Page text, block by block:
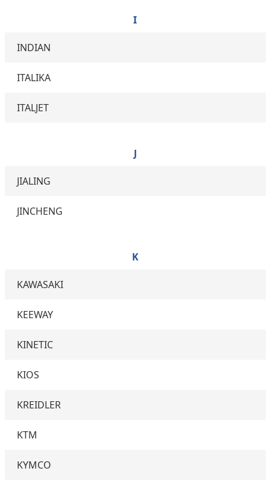
I
INDIAN
ITALIKA
ITALJET
J
JIALING
JINCHENG
K
KAWASAKI
KEEWAY
KINETIC
KIOS
KREIDLER
KTM
KYMCO